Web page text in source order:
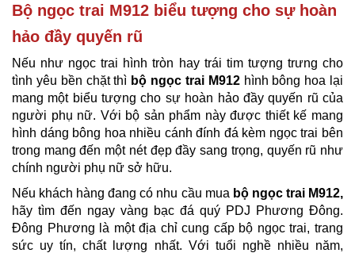
Bộ ngọc trai M912 biểu tượng cho sự hoàn
hảo đầy quyến rũ
Nếu như ngọc trai hình tròn hay trái tim tượng trưng cho
tình yêu bền chặt thì bộ ngọc trai M912 hình bông hoa lại
mang một biểu tượng cho sự hoàn hảo đầy quyến rũ của
người phụ nữ. Với bộ sản phẩm này được thiết kế mang
hình dáng bông hoa nhiều cánh đính đá kèm ngọc trai bên
trong mang đến một nét đẹp đầy sang trọng, quyến rũ như
chính người phụ nữ sở hữu.
Nếu khách hàng đang có nhu cầu mua bộ ngọc trai M912,
hãy tìm đến ngay vàng bạc đá quý PDJ Phương Đông.
Đông Phương là một địa chỉ cung cấp bộ ngọc trai, trang
sức uy tín, chất lượng nhất. Với tuổi nghề nhiều năm,